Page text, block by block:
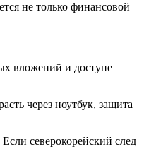
не только финансовой
вложений и доступе
через ноутбук, защита
северокорейский след